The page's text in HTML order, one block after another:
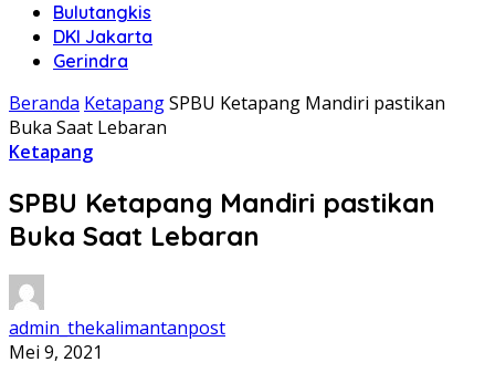
Bulutangkis
DKI Jakarta
Gerindra
Beranda KetapangSPBU Ketapang Mandiri pastikan
Buka Saat Lebaran
Ketapang
SPBU Ketapang Mandiri pastikan
Buka Saat Lebaran
admin_thekalimantanpost
Mei 9, 2021